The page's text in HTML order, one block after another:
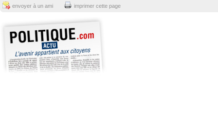
envoyer à un ami imprimer cette page